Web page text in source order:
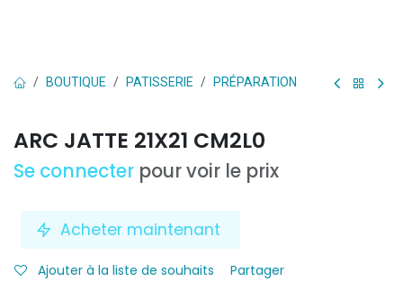
BOUTIQUE PATISSERIE PRÉPARATION
ARC JATTE 21X21 CM2L0
Se connecter pour voir le prix
Acheter maintenant
Ajouter à la liste de souhaits Partager